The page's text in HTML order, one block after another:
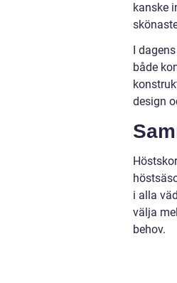
kanske
I
både
design
i alla
välja
behov.